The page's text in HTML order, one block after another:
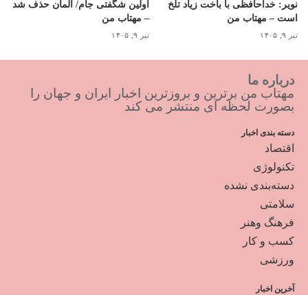
نویر: خداحافظی با باخت زیاد تلخ
است – مهتاب من
تیر ۹, ۱۴۰۵
اولین شگفتی جام/ آلمان حذف شد
– مهتاب من
تیر ۹, ۱۴۰۵
درباره ما
مهتاب من برترین و بروزترین اخبار ایران و جهان را
بصورت لحظه ای منتشر می کند
دسته بندی اخبار
اقتصاد
تکنولوژی
دسته‌بندی نشده
سلامتی
فرهنگ وهنر
کسب و کار
ورزشی
آخرین اخبار